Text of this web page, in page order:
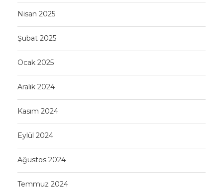
Nisan 2025
Şubat 2025
Ocak 2025
Aralık 2024
Kasım 2024
Eylül 2024
Ağustos 2024
Temmuz 2024